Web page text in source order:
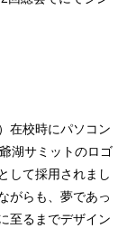
在校時にパソコン
湖サミットのロゴ
して採用されまし
がらも、夢であっ
至るまでデザイン